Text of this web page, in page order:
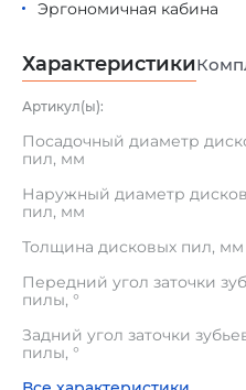
Эргономичная кабина
Характеристики
Артикул(ы):
Посадочный диаметр
пил, мм
Наружный диаметр
пил, мм
Толщина дисковых пил, мм
Передний угол заточки
пилы, °
Задний угол заточки
пилы, °